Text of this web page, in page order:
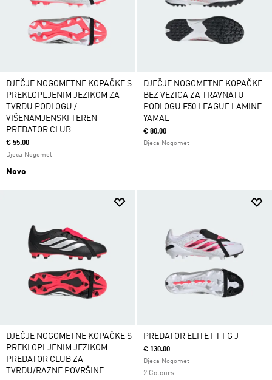
DJEČJE NOGOMETNE KOPAČKE S
PREKLOPLJENIM JEZIKOM ZA
TVRDU PODLOGU /
VIŠENAMJENSKI TEREN
PREDATOR CLUB
€ 55.00
Djeca Nogomet
Novo
DJEČJE NOGOMETNE KOPAČKE
BEZ VEZICA ZA TRAVNATU
PODLOGU F50 LEAGUE LAMINE
YAMAL
€ 80.00
Djeca Nogomet
DJEČJE NOGOMETNE KOPAČKE S
PREKLOPLJENIM JEZIKOM
PREDATOR CLUB ZA
TVRDU/RAZNE POVRŠINE
PREDATOR ELITE FT FG J
€ 130.00
Djeca Nogomet
2 Colours